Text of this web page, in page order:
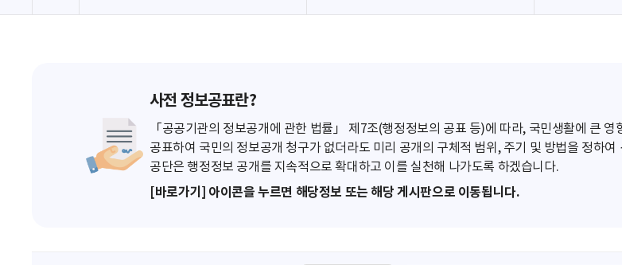
사전 정보공표란?
「공공기관의 정보공개에 관한 법률」 제7조(행정정보의 공표 등)에 따라, 국민생활에 큰
공표하여 국민의 정보공개 청구가 없더라도 미리 공개의 구체적 범위, 주기 및 방법을 정하
공단은 행정정보 공개를 지속적으로 확대하고 이를 실천해 나가도록 하겠습니다.
[바로가기] 아이콘을 누르면 해당정보 또는 해당 게시판으로 이동됩니다.